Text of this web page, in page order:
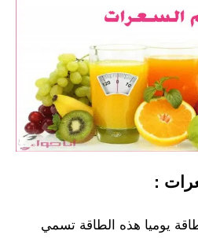
:
يوميا هذه الطاقة تسمي